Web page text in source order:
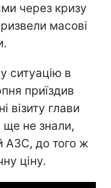
через кризу
масові
ситуацію в
приїздив
візиту глави
ще не знали,
АЗС, до того ж
ціну.